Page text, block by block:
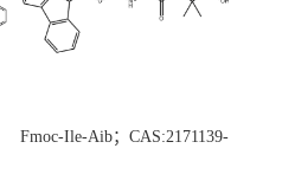
Fmoc-Ile-Aib；CAS:2171139-